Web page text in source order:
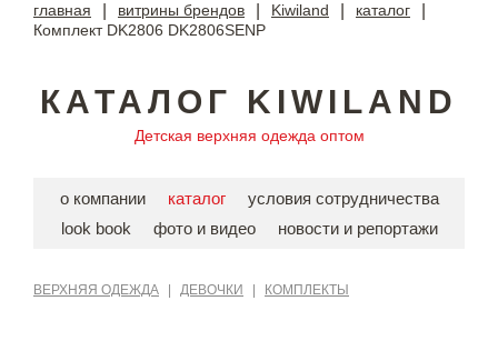
главная витрины брендов Kiwiland каталог
Комплект DK2806 DK2806SENP
КАТАЛОГ KIWILAND
Детская верхняя одежда оптом
о компании каталог
условия сотрудничества
look book
фото и видео новости и репортажи
ВЕРХНЯЯ ОДЕЖДА ДЕВОЧКИ КОМПЛЕКТЫ